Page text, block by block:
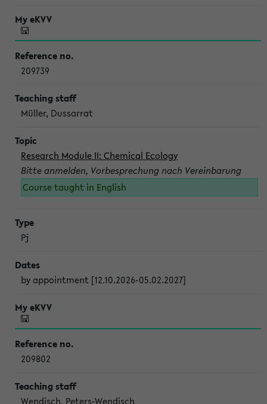
209739
Müller, Dussarrat
Research Module II: Chemical Ecology
Bitte anmelden, Vorbesprechung nach Vereinbarung
Course taught in English
Pj
by appointment [12.10.2026-05.02.2027]
209802
Wendisch, Peters-Wendisch